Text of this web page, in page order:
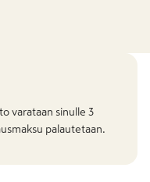
varataan sinulle 3
palautetaan.